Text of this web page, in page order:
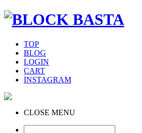
TOP
BLOG
LOGIN
CART
INSTAGRAM
CLOSE MENU